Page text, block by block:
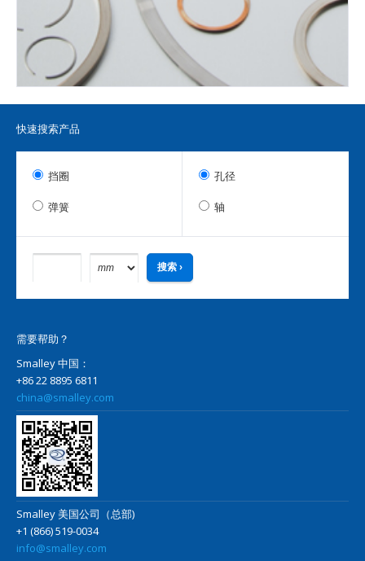
快速搜索产品
挡圈
弹簧
孔径
轴
需要帮助？
Smalley 中国：
+86 22 8895 6811
china@smalley.com
Smalley 美国公司（总部)
+1 (866) 519-0034
info@smalley.com